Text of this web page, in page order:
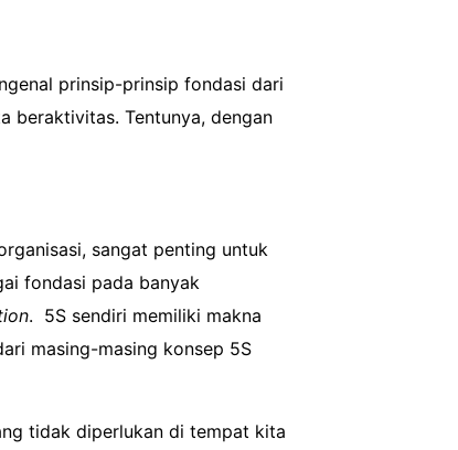
prinsip-prinsip fondasi dari
beraktivitas. Tentunya, dengan
sangat penting untuk
fondasi pada banyak
. 5S sendiri memiliki makna
masing-masing konsep 5S
tidak diperlukan di tempat kita